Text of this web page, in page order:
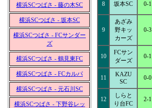
横浜SCつばさ - 藤の木SC
横浜SCつばさ - 坂本SC
横浜SCつばさ - FCサンダー
ズ
横浜SCつばさ - 鶴見東FC
横浜SCつばさ - FCカルパ
横浜SCつばさ - 元石川SC
横浜SCつばさ - 下野谷レッ
8 坂本SC 0-1
9
あざみ
野キッ
カーズ
0-3
10
FCサン
ダーズ
0-1
11
KAZU
SC
0-0
12
しらと
り台FC
2-1